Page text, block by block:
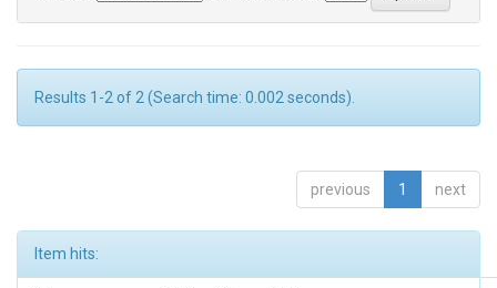
Results 1-2 of 2 (Search time: 0.002 seconds).
previous 1 next
Item hits: